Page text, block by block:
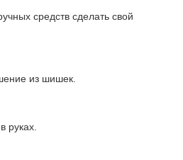
средств сделать свой
из шишек.
руках.